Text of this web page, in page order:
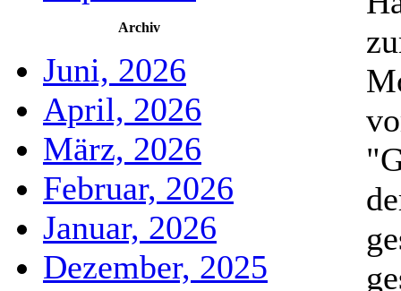
Archiv
Juni, 2026
April, 2026
März, 2026
Februar, 2026
Januar, 2026
Dezember, 2025